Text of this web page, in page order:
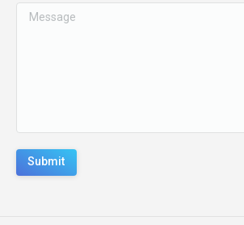
Message
Submit